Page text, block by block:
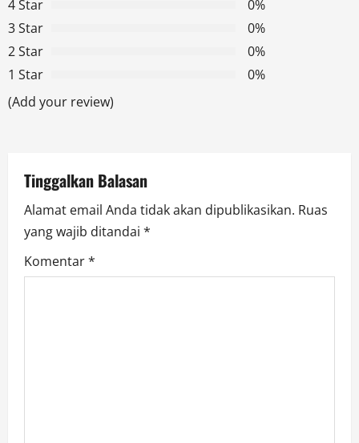
g
a
t
o
n
4 Star
0%
3 Star
0%
2 Star
0%
1 Star
0%
(Add your review)
Tinggalkan Balasan
Alamat email Anda tidak akan dipublikasikan. Ruas
yang wajib ditandai *
Komentar*